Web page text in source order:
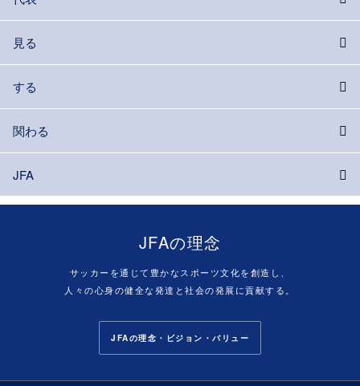
見る
する
関わる
JFA
JFAの理念
サッカーを通じて豊かなスポーツ文化を創造し、
人々の心身の健全な発達と社会の発展に貢献する。
JFAの理念・ビジョン・バリュー